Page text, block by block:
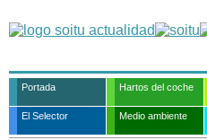
Portada Hartos del coche
El Selector Medio ambiente